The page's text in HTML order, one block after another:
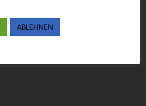
ABLEHNEN